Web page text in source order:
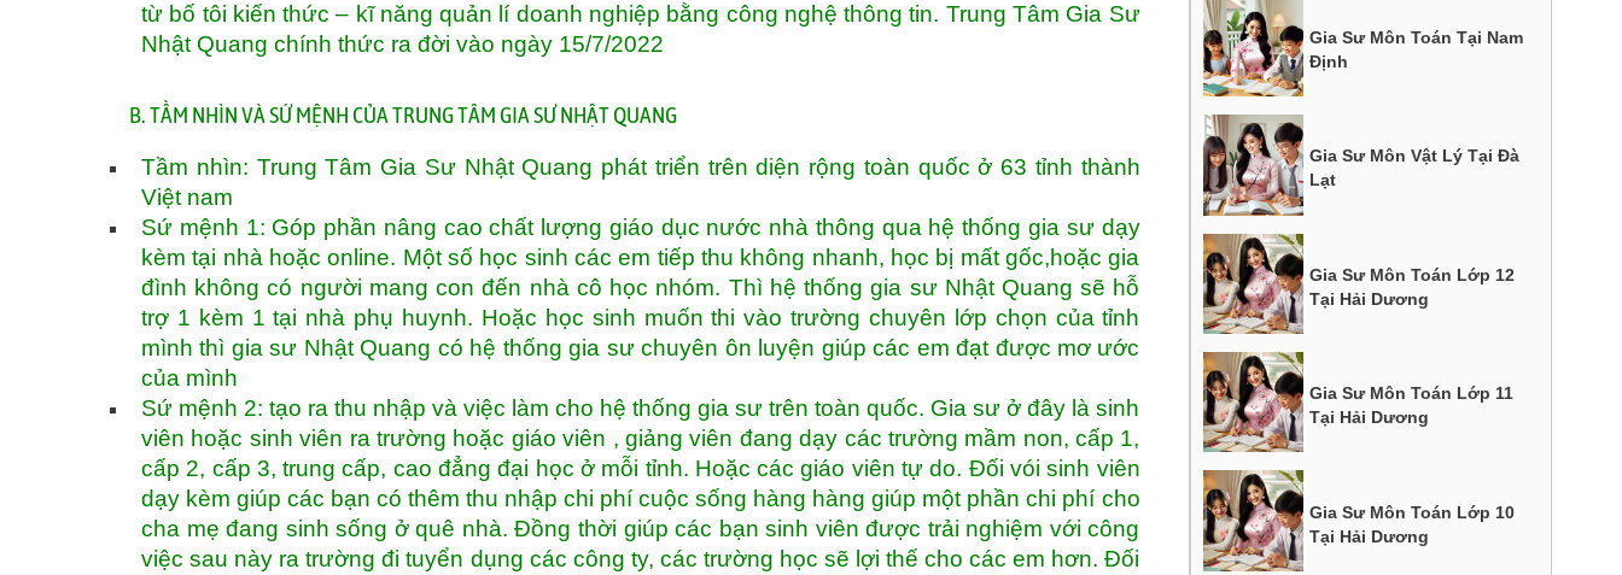
từ bố tôi kiến thức – kĩ năng quản lí doanh nghiệp bằng công nghệ thông tin. Trung Tâm Gia Sư
Nhật Quang chính thức ra đời vào ngày 15/7/2022
B. TẦM NHÌN VÀ SỨ MỆNH CỦA TRUNG TÂM GIA SƯ NHẬT QUANG
Tầm nhìn: Trung Tâm Gia Sư Nhật Quang phát triển trên diện rộng toàn quốc ở 63 tỉnh thành
Việt nam
Sứ mệnh 1: Góp phần nâng cao chất lượng giáo dục nước nhà thông qua hệ thống gia sư dạy
kèm tại nhà hoặc online. Một số học sinh các em tiếp thu không nhanh, học bị mất gốc,hoặc gia
đình không có người mang con đến nhà cô học nhóm. Thì hệ thống gia sư Nhật Quang sẽ hỗ
trợ 1 kèm 1 tại nhà phụ huynh. Hoặc học sinh muốn thi vào trường chuyên lớp chọn của tỉnh
mình thì gia sư Nhật Quang có hệ thống gia sư chuyên ôn luyện giúp các em đạt được mơ ước
của mình
Sứ mệnh 2: tạo ra thu nhập và việc làm cho hệ thống gia sư trên toàn quốc. Gia sư ở đây là sinh
viên hoặc sinh viên ra trường hoặc giáo viên , giảng viên đang dạy các trường mầm non, cấp 1,
cấp 2, cấp 3, trung cấp, cao đẳng đại học ở mỗi tỉnh. Hoặc các giáo viên tự do. Đối vói sinh viên
dạy kèm giúp các bạn có thêm thu nhập chi phí cuộc sống hàng hàng giúp một phần chi phí cho
cha mẹ đang sinh sống ở quê nhà. Đồng thời giúp các bạn sinh viên được trải nghiệm với công
việc sau này ra trường đi tuyển dụng các công ty, các trường học sẽ lợi thế cho các em hơn. Đối
Gia Sư Môn Toán Tại Nam
Định
Gia Sư Môn Vật Lý Tại Đà
Lạt
Gia Sư Môn Toán Lớp 12
Tại Hải Dương
Gia Sư Môn Toán Lớp 11
Tại Hải Dương
Gia Sư Môn Toán Lớp 10
Tại Hải Dương